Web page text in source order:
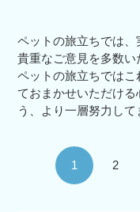
ペットの旅立ちでは
貴重なご意見を多数い
ペットの旅立ちでは
ておまかせいただけ
う、より一層努力して
1 2